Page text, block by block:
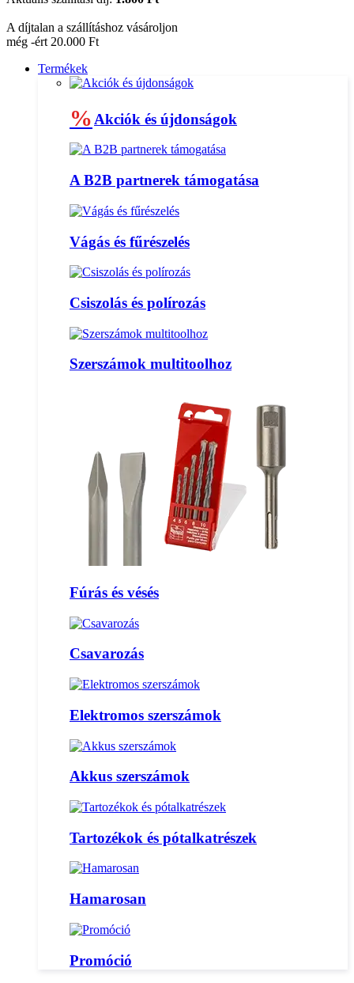
A díjtalan a szállításhoz vásároljon
még -ért 20.000 Ft
Termékek
% Akciók és újdonságok
A B2B partnerek támogatása
Vágás és fűrészelés
Csiszolás és polírozás
Szerszámok multitoolhoz
Fúrás és vésés
Csavarozás
Elektromos szerszámok
Akkus szerszámok
Tartozékok és pótalkatrészek
Hamarosan
Promóció